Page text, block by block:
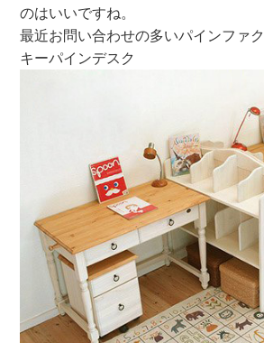
のはいいですね。
最近お問い合わせの多いパインファ
キーパインデスク